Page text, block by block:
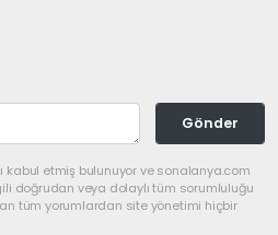
Gönder
kabul etmiş bulunuyor ve sonalanya.com
doğrudan veya dolaylı tüm sorumluluğu
tüm yorumlardan site yönetimi hiçbir